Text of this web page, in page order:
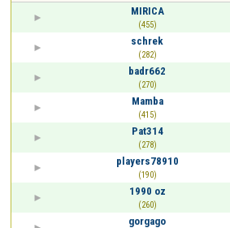
MIRICA
(455)
schrek
(282)
badr662
(270)
Mamba
(415)
Pat314
(278)
players78910
(190)
1990 oz
(260)
gorgago